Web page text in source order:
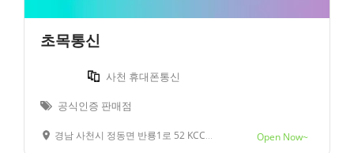
초목통신
사천 휴대폰통신
공식인증 판매점
경남 사천시 정동면 반룡1로 52 KCC스위첸 상가동 1층 115호 Open Now~